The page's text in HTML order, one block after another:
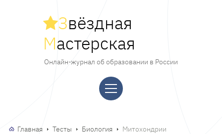
Звёздная
Мастерская
Онлайн-журнал об образовании в России
Главная Тесты Биология Митохондрии